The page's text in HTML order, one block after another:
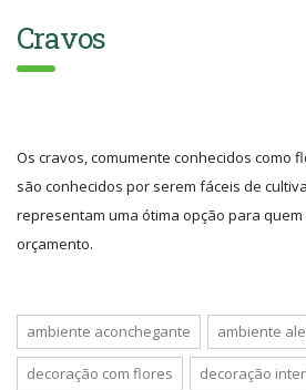
Cravos
Os cravos, comumente conhecidos como
são conhecidos por serem fáceis de
representam uma ótima opção para
orçamento.
ambiente aconchegante ambiente
decoração com flores decoração